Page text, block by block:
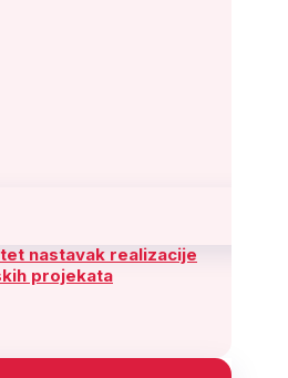
nastavak realizacije
projekata